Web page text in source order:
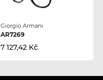
Giorgio Armani
AR7269
7 127,42 Kč